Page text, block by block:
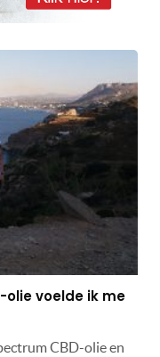
olie voelde ik me
CBD-olie en